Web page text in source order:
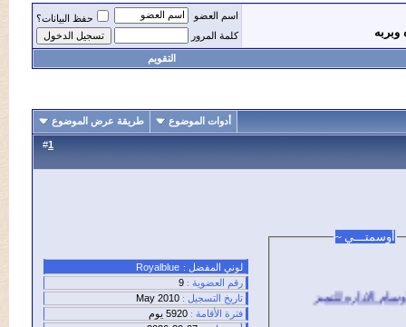
اسم العضو
حفظ البيانات؟
كلمة المرور
أدوات الموضوع طريقة عرض الموضوع
~
لوني المفضل : Royalblue
رقم العضوية :9
تاريخ التسجيل :May 2010
فترة الأقامة :5920 يوم